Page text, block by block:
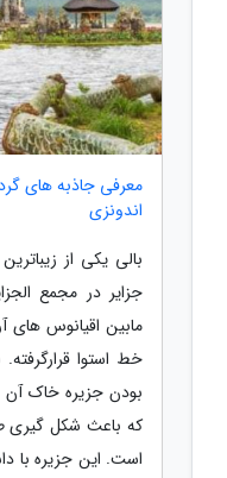
معرفی جاذبه های
اندونزی
بالی یکی از
جزایر در مجمع
مابین اقیانوس های
خط استوا
بودن جزیره خاک
که باعث شکل گیری
است. این جزیره با